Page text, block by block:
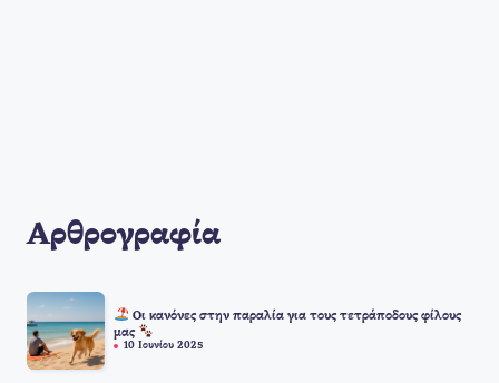
Αρθρογραφία
Οι κανόνες στην παραλία για τους τετράποδους φίλους
μας
10 Ιουνίου 2025